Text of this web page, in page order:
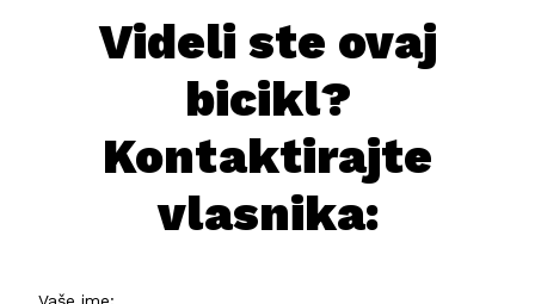
Videli ste ovaj
bicikl?
Kontaktirajte
vlasnika: